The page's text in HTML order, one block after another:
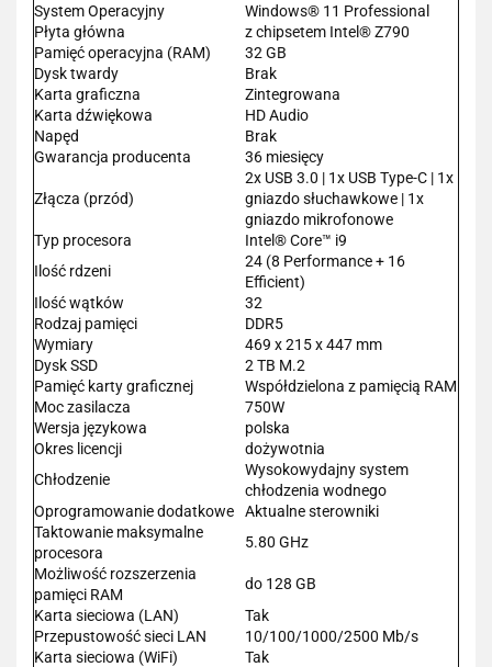
System Operacyjny
Windows® 11 Professional
Płyta główna
z chipsetem Intel® Z790
Pamięć operacyjna (RAM)
32 GB
Dysk twardy
Brak
Karta graficzna
Zintegrowana
Karta dźwiękowa
HD Audio
Napęd
Brak
Gwarancja producenta
36 miesięcy
Złącza (przód)
2x USB 3.0 | 1x USB Type-C | 1x
gniazdo słuchawkowe | 1x
gniazdo mikrofonowe
Typ procesora
Intel® Core™ i9
Ilość rdzeni
24 (8 Performance + 16
Efficient)
Ilość wątków
32
Rodzaj pamięci
DDR5
Wymiary
469 x 215 x 447 mm
Dysk SSD
2 TB M.2
Pamięć karty graficznej
Współdzielona z pamięcią RAM
Moc zasilacza
750W
Wersja językowa
polska
Okres licencji
dożywotnia
Chłodzenie
Wysokowydajny system
chłodzenia wodnego
Oprogramowanie dodatkowe
Aktualne sterowniki
Taktowanie maksymalne
procesora
5.80 GHz
Możliwość rozszerzenia
pamięci RAM
do 128 GB
Karta sieciowa (LAN)
Tak
Przepustowość sieci LAN
10/100/1000/2500 Mb/s
Karta sieciowa (WiFi)
Tak